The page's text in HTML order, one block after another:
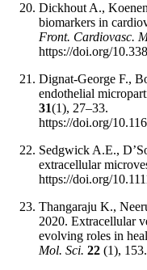
Dickhout A.,
biomarkers in
Front. Cardiovasc.
https://doi.org/
Dignat-George F.,
endothelial
31(1), 27–33.
https://doi.org/
Sedgwick A.E.,
extracellular
https://doi.org/
Thangaraju K.,
2020. Extracellular
evolving roles in
Mol. Sci. 22 (1),